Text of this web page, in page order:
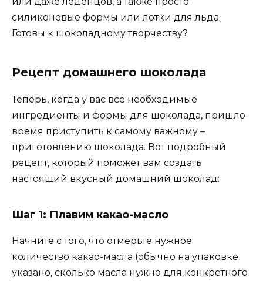
силиконовые формы или лотки для льда.
Готовы к шоколадному творчеству?
Рецепт домашнего шоколада
Теперь, когда у вас все необходимые
ингредиенты и формы для шоколада, пришло
время приступить к самому важному –
приготовлению шоколада. Вот подробный
рецепт, который поможет вам создать
настоящий вкусный домашний шоколад:
Шаг 1: Плавим какао-масло
Начните с того, что отмерьте нужное
количество какао-масла (обычно на упаковке
указано, сколько масла нужно для конкретного